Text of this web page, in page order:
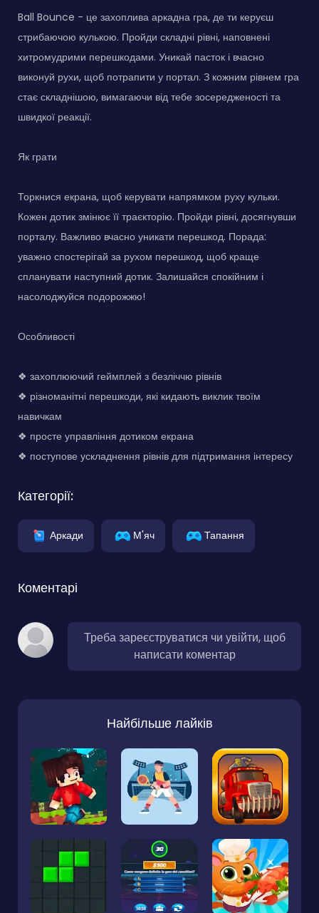
Ball Bounce - це захоплива аркадна гра, де ти керуєш
стрибаючою кулькою. Пройди складні рівні, наповнені
хитромудрими перешкодами. Уникай пасток і вчасно
виконуй рухи, щоб потрапити у портал. З кожним рівнем гра
стає складнішою, вимагаючи від тебе зосередженості та
швидкої реакції.
Як грати
Торкнися екрана, щоб керувати напрямком руху кульки.
Кожен дотик змінює її траєкторію. Пройди рівні, досягнувши
порталу. Важливо вчасно уникати перешкод. Порада:
уважно спостерігай за рухом перешкод, щоб краще
спланувати наступний дотик. Залишайся спокійним і
насолоджуйся подорожжю!
Особливості
❖ захоплюючий геймплей з безліччю рівнів
❖ різноманітні перешкоди, які кидають виклик твоїм
навичкам
❖ просте управління дотиком екрана
❖ поступове ускладнення рівнів для підтримання інтересу
Категорії:
Аркади М'яч Тапання
Коментарі
Треба зареєструватися чи увійти, щоб
написати коментар
Найбільше лайків